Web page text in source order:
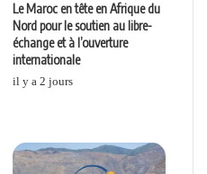
Le Maroc en tête en Afrique du
Nord pour le soutien au libre-
échange et à l’ouverture
internationale
il y a 2 jours